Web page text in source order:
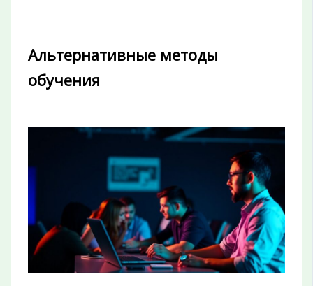
Альтернативные методы
обучения